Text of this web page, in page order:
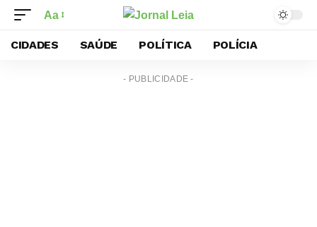
Aa
CIDADES SAÚDE POLÍTICA POLÍCIA
- PUBLICIDADE -